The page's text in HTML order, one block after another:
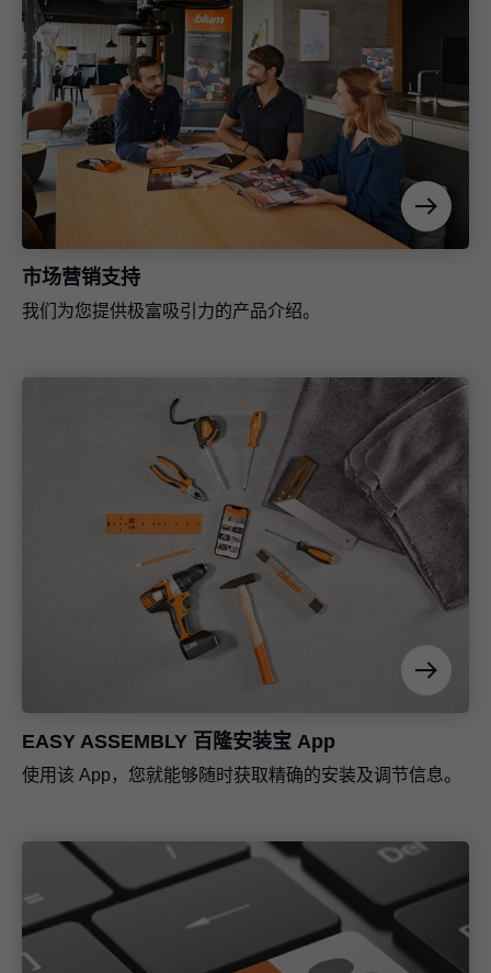
投标资料
Blum 百隆如何帮助我完成投标？
市场营销支持
我们为您提供极富吸引力的产品介绍。
EASY ASSEMBLY 百隆安装宝 App
使用该 App，您就能够随时获取精确的安装及调节信息。